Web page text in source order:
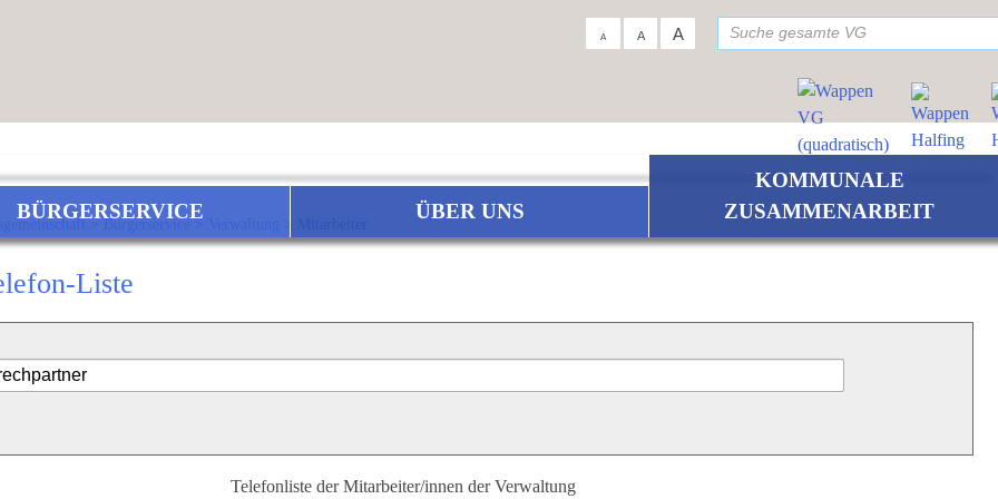
A A A
BÜRGERSERVICE ÜBER UNS
KOMMUNALE
ZUSAMMENARBEIT
>Bürgerservice>
Liste
Telefonliste der Mitarbeiter/innen der Verwaltung